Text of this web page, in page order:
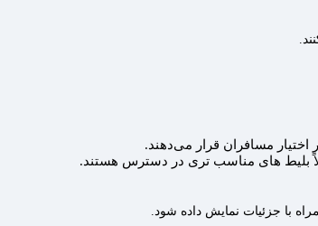
مسافران قرار می‌دهند.
بلیط های مناسب تری در دسترس هستند.
با جزئیات نمایش داده شود.